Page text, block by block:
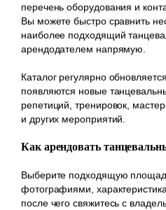
перечень оборудования и
Вы можете быстро сравнить
наиболее подходящий
арендодателем напрямую.
Каталог регулярно
появляются новые
репетиций, тренировок,
и других мероприятий.
Как арендовать
Выберите подходящую
фотографиями,
после чего свяжитесь с